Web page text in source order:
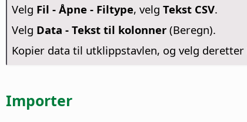
Velg Fil - Åpne - Filtype, velg Tekst CSV.
Velg Data - Tekst til kolonner(Beregn).
Kopier data til utklippstavlen, og velg deretter
Importer